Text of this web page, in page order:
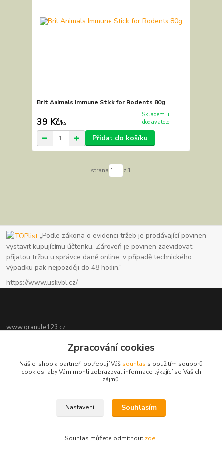
Brit Animals Immune Stick for Rodents 80g
39 Kč/ks
Skladem u
dodavatele
Přidat do košíku
strana z 1
„Podle zákona o evidenci tržeb je prodávající povinen
vystavit kupujícímu účtenku. Zároveň je povinen zaevidovat
přijatou tržbu u správce daně online; v případě technického
výpadku pak nejpozději do 48 hodin.“
https://www.uskvbl.cz/
www.granule123.cz
+420775964988
Ut - Pá 8:30 - 16:30, So 8:30 - 11:00
Zpracování cookies
Náš e-shop a partneři potřebují Váš souhlas s použitím souborů
cookies, aby Vám mohli zobrazovat informace týkající se Vašich
zájmů.
Nastavení Souhlasím
Souhlas můžete odmítnout zde.